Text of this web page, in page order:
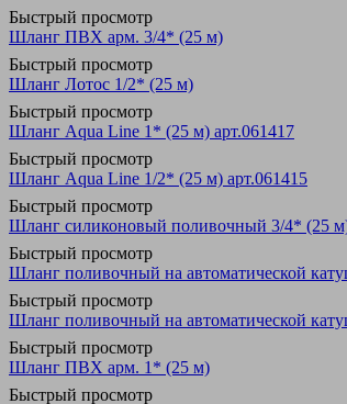
Быстрый просмотр
Шланг ПВХ арм. 3/4* (25 м)
Быстрый просмотр
Шланг Лотос 1/2* (25 м)
Быстрый просмотр
Шланг Aqua Line 1* (25 м) арт.061417
Быстрый просмотр
Шланг Aqua Line 1/2* (25 м) арт.061415
Быстрый просмотр
Шланг силиконовый поливочный 3/4* (25
Быстрый просмотр
Шланг поливочный на автоматической
Быстрый просмотр
Шланг поливочный на автоматической
Быстрый просмотр
Шланг ПВХ арм. 1* (25 м)
Быстрый просмотр